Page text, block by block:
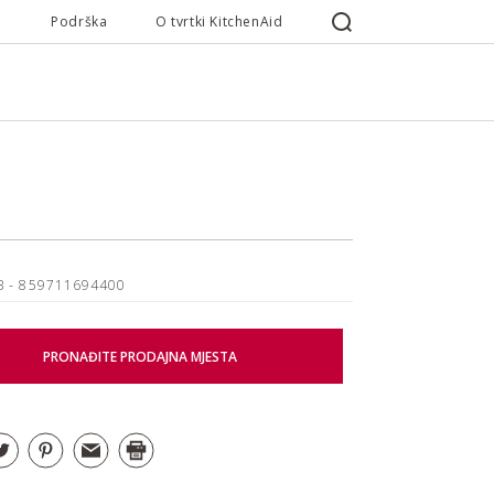
Podrška O tvrtki KitchenAid
- 859711694400
PRONAĐITE PRODAJNA MJESTA